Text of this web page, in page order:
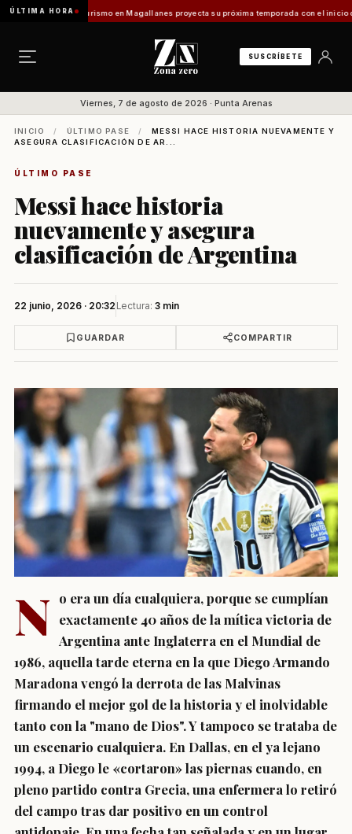
ÚLTIMA HORA
Vladilo] Turismo en Magallanes proyecta su próxima temporada con el inicio de
SUSCRÍBETE
Viernes, 7 de agosto de 2026 · Punta Arenas
INICIO / ÚLTIMO PASE /
MESSI HACE HISTORIA NUEVAMENTE Y
ASEGURA CLASIFICACIÓN DE AR...
ÚLTIMO PASE
Messi hace historia
nuevamente y asegura
clasificación de Argentina
22 junio, 2026 · 20:32 Lectura: 3 min
GUARDAR COMPARTIR
N o era un día cualquiera, porque se cumplían
exactamente 40 años de la mítica victoria de
Argentina ante Inglaterra en el Mundial de
1986, aquella tarde eterna en la que Diego Armando
Maradona vengó la derrota de las Malvinas
firmando el mejor gol de la historia y el inolvidable
tanto con la "mano de Dios". Y tampoco se trataba de
un escenario cualquiera. En Dallas, en el ya lejano
1994, a Diego le «cortaron» las piernas cuando, en
pleno partido contra Grecia, una enfermera lo retiró
del campo tras dar positivo en un control